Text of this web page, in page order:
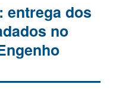
entrega dos
no